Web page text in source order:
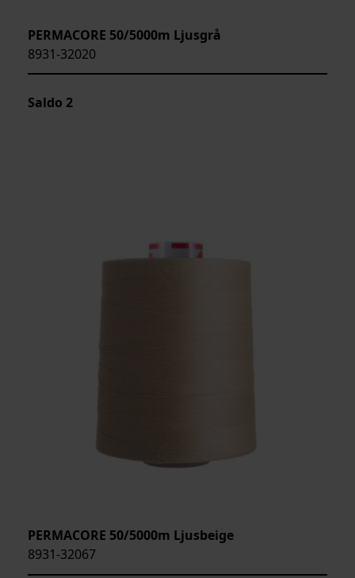
PERMACORE 50/5000m Ljusgrå
8931-32020
Saldo 2
PERMACORE 50/5000m Ljusbeige
8931-32067